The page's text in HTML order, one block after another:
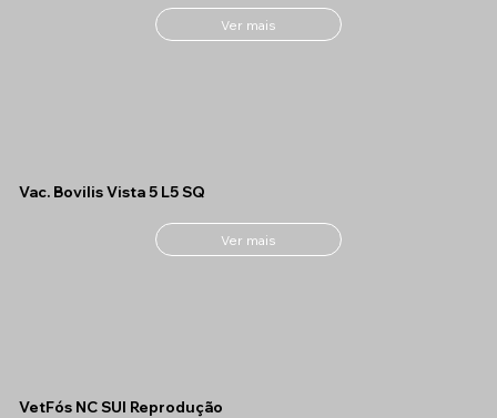
Ver mais
Vac. Bovilis Vista 5 L5 SQ
Ver mais
VetFós NC SUI Reprodução